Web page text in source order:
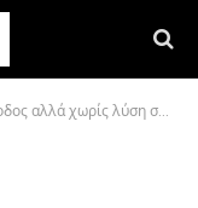
στο εδαφικό στη συνάντηση στη Φλόριντα